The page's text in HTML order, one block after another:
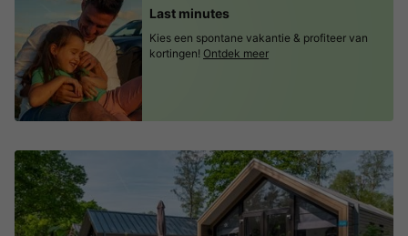
Last minutes
Kies een spontane vakantie & profiteer van
kortingen! Ontdek meer